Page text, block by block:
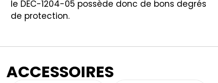
le DEC-1204-05 possède donc de bons degrés
de protection.
ACCESSOIRES